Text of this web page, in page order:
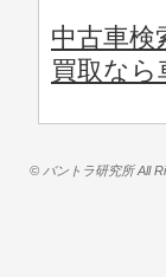
中古車検
買取な
© バントラ研究所 All